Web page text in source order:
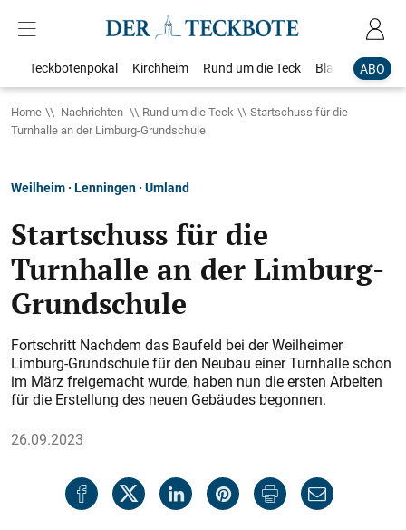
ABO
Teckbotenpokal Kirchheim Rund um die Teck Blaulicht
Home Nachrichten Rund um die Teck
Startschuss für die
Turnhalle an der Limburg-Grundschule
Weilheim · Lenningen · Umland
Startschuss für die
Turnhalle an der Limburg-
Grundschule
Fortschritt Nachdem das Baufeld bei der Weilheimer
Limburg-Grundschule für den Neubau einer Turnhalle schon
im März freigemacht wurde, haben nun die ers­ten Arbeiten
für die Erstellung des neuen Gebäudes begonnen.
26.09.2023